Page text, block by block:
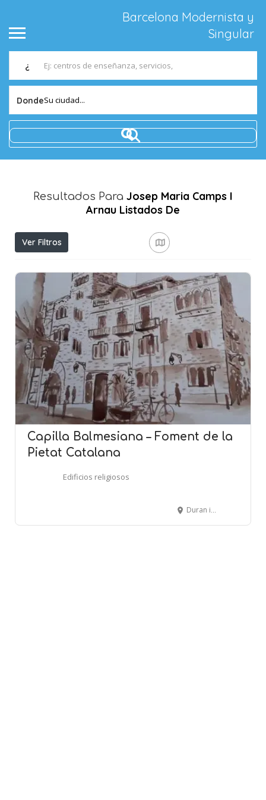
Barcelona Modernista y
Singular
¿
DondeSu ciudad...
Resultados Para Josep Maria Camps I
Arnau Listados De
Ver Filtros
Capilla Balmesiana – Foment de la
Pietat Catalana
Edificios religiosos
Duran i Bas, 9-11 - BARCELONA